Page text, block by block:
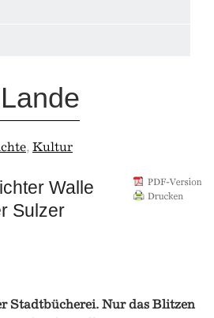
, Kultur
Walle
Sulzer
Stadtbücherei. Nur das Blitzen